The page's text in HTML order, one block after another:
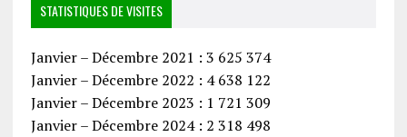
STATISTIQUES DE VISITES
Janvier – Décembre 2021 : 3 625 374
Janvier – Décembre 2022 : 4 638 122
Janvier – Décembre 2023 : 1 721 309
Janvier – Décembre 2024 : 2 318 498